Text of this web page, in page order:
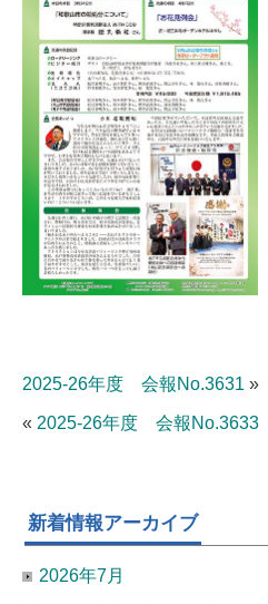
2025-26年度 会報No.3631 »
« 2025-26年度 会報No.3633
新着情報アーカイブ
2026年7月